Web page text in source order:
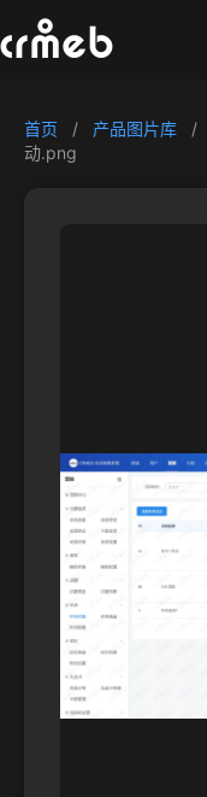
首页 / 产品图片库 /
动.png